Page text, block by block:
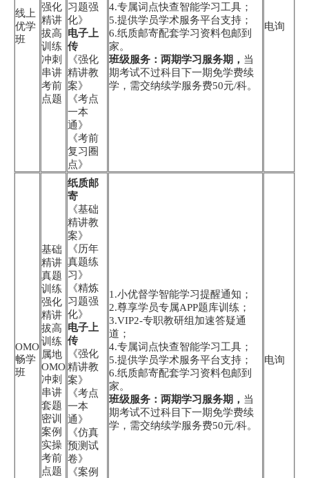
线上
优学
班
强化
精讲
拔高
训练
冲刺
串讲
考前
点题
习题强
化》
电子上
传
《强化
精讲教
案》
《考点
一本
通》
《考前
复习圈
点》
4.专属词点快查智能学习工具；
5.提供学员学术服务平台支持；
6.纸质邮寄配套学习资料包邮到
家。
班级服务：两期学习服务期， 当
期考试不过科目下一期免学费续
学，需交纳续学服务费50元/科。
电询
OMO
畅学
班
基础
精讲
真题
训练
强化
精讲
拔高
训练
属地
OMO
冲刺
串讲
套题
密训
案例
实操
考前
点题
纸质邮
寄
《基础
精讲教
案》
《历年
真题练
习》
《精炼
习题强
化》
电子上
传
《强化
精讲教
案》
《考点
一本
通》
《仿真
预测试
卷》
《案例
1.小优督学智能学习提醒通知；
2.尊享学员专属APP题库训练；
3.VIP2-专职教研组加速答疑通
道；
4.专属词点快查智能学习工具；
5.提供学员学术服务平台支持；
6.纸质邮寄配套学习资料包邮到
家。
班级服务：两期学习服务期， 当
期考试不过科目下一期免学费续
学，需交纳续学服务费50元/科。
电询